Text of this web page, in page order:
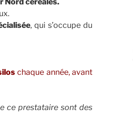
, qui s’occupe du
chaque année, avant
ce prestataire sont des